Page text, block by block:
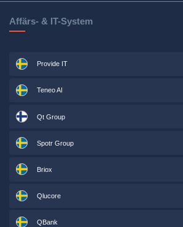
Affärs- & IT-System
Provide IT
Teneo AI
Qt Group
Spotr Group
Briox
Qlucore
QBank